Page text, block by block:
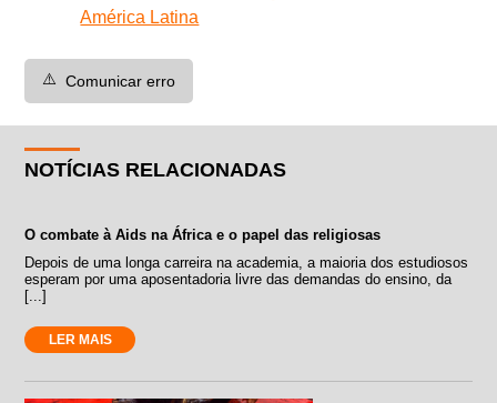
América Latina
⚠️ Comunicar erro
NOTÍCIAS RELACIONADAS
O combate à Aids na África e o papel das religiosas
Depois de uma longa carreira na academia, a maioria dos estudiosos
esperam por uma aposentadoria livre das demandas do ensino, da
[...]
LER MAIS